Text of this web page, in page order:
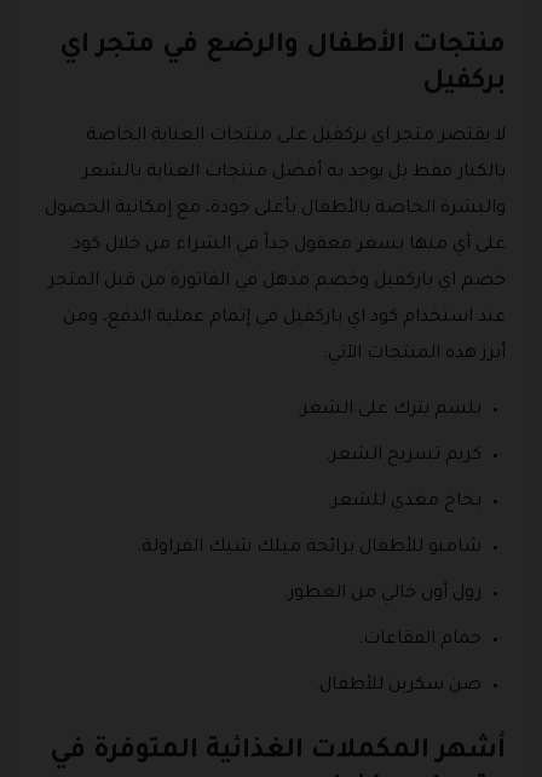
منتجات الأطفال والرضع في متجر اي
بركفيل
لا يقتصر متجر اي بركفيل على منتجات العناية الخاصة
بالكبار فقط بل يوجد به أفضل منتجات العناية بالشعر
والبشرة الخاصة بالأطفال بأعلى جودة، مع إمكانية الحصول
على أي منها بسعر معقول جداً في الشراء من خلال كود
خصم اي باركفيل وخصم مذهل في الفاتورة من قبل المتجر
عند استخدام كود اي باركفيل في إتمام عملية الدفع، ومن
أبرز هذه المنتجات الآتي:
بلسم يترك على الشعر.
كريم تسريح الشعر.
بخاخ مغذي للشعر.
شامبو للأطفال برائحة ميلك شيك الفراولة.
رول أون خالي من العطور.
حمام الفقاعات.
صن سكرين للأطفال.
أشهر المكملات الغذائية المتوفرة في